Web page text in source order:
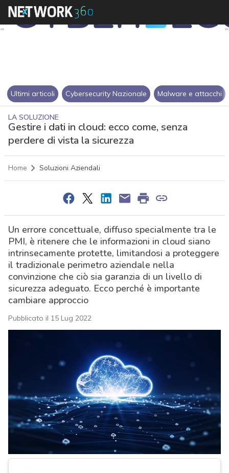
Ultimi articoli Cybersecurity Nazionale Malware e attacchi
LA SOLUZIONE
Gestire i dati in cloud: ecco come, senza
perdere di vista la sicurezza
Home Soluzioni Aziendali
Un errore concettuale, diffuso specialmente tra le
PMI, è ritenere che le informazioni in cloud siano
intrinsecamente protette, limitandosi a proteggere
il tradizionale perimetro aziendale nella
convinzione che ciò sia garanzia di un livello di
sicurezza adeguato. Ecco perché è importante
cambiare approccio
Pubblicato il 15 Lug 2022